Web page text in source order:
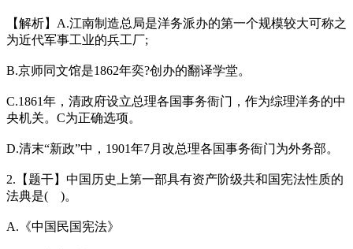
【解析】A.江南制造总局是洋务派办的第一个规模较大可称之
为近代军事工业的兵工厂;
B.京师同文馆是1862年奕?创办的翻译学堂。
C.1861年，清政府设立总理各国事务衙门，作为综理洋务的中
央机关。C为正确选项。
D.清末“新政”中，1901年7月改总理各国事务衙门为外务部。
2.【题干】中国历史上第一部具有资产阶级共和国宪法性质的
法典是( )。
A.《中国民国宪法》